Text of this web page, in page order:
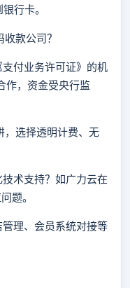
行卡。
款公司？
付业务许可证》的机
作，资金受央行监
选择透明计费、无
术支持？如广力云在
题。
理、会员系统对接等